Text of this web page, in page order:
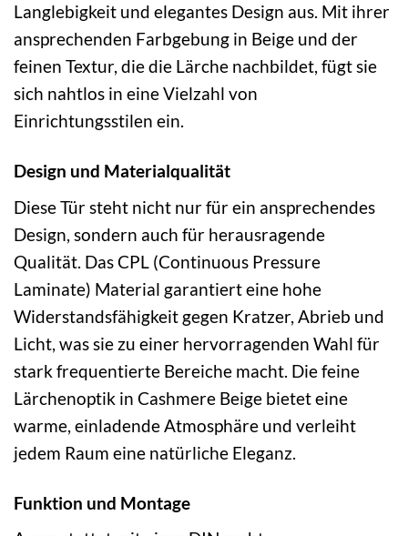
Langlebigkeit und elegantes Design aus. Mit ihrer
ansprechenden Farbgebung in Beige und der
feinen Textur, die die Lärche nachbildet, fügt sie
sich nahtlos in eine Vielzahl von
Einrichtungsstilen ein.
Design und Materialqualität
Diese Tür steht nicht nur für ein ansprechendes
Design, sondern auch für herausragende
Qualität. Das CPL (Continuous Pressure
Laminate) Material garantiert eine hohe
Widerstandsfähigkeit gegen Kratzer, Abrieb und
Licht, was sie zu einer hervorragenden Wahl für
stark frequentierte Bereiche macht. Die feine
Lärchenoptik in Cashmere Beige bietet eine
warme, einladende Atmosphäre und verleiht
jedem Raum eine natürliche Eleganz.
Funktion und Montage